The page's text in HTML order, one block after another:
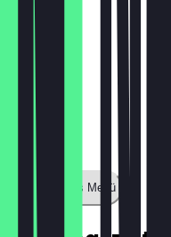
Zeige ganzes Menü